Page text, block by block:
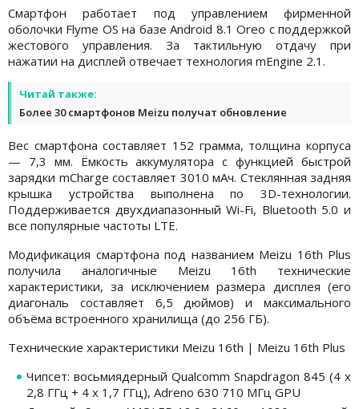
Смартфон работает под управлением фирменной
оболочки Flyme OS на базе Android 8.1 Oreo с поддержкой
жестового управления. За тактильную отдачу при
нажатии на дисплей отвечает технология mEngine 2.1.
Читай также:
Более 30 смартфонов Meizu получат обновление
Вес смартфона составляет 152 грамма, толщина корпуса
— 7,3 мм. Ёмкость аккумулятора с функцией быстрой
зарядки mCharge составляет 3010 мАч. Стеклянная задняя
крышка устройства выполнена по 3D-технологии.
Поддерживается двухдиапазонный Wi-Fi, Bluetooth 5.0 и
все популярные частоты LTE.
Модификация смартфона под названием Meizu 16th Plus
получила аналогичные Meizu 16th технические
характеристики, за исключением размера дисплея (его
диагональ составляет 6,5 дюймов) и максимального
объёма встроенного хранилища (до 256 ГБ).
Технические характеристики Meizu 16th | Meizu 16th Plus
Чипсет: восьмиядерный Qualcomm Snapdragon 845 (4 х
2,8 ГГц + 4 х 1,7 ГГц), Adreno 630 710 МГц GPU